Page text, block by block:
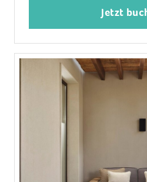
Heizung: zentral gesteuert
Kaffee-/Teezubereiter
Minibar
Telefon, Internet: WLAN/
Dusche, WC
Balkon oder Terrasse: mit
Jetzt